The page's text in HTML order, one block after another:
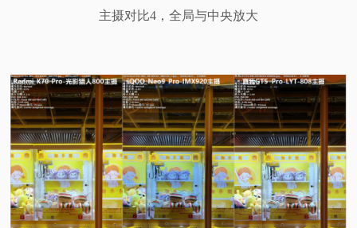
主摄对比4，全局与中央放大